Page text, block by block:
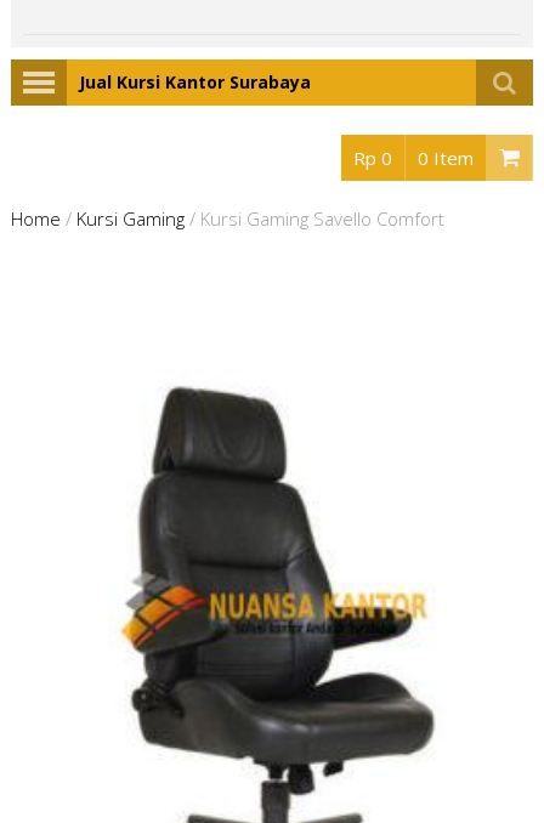
Jual Kursi Kantor Surabaya
Rp 0 0 Item
Home / Kursi Gaming/ Kursi Gaming Savello Comfort